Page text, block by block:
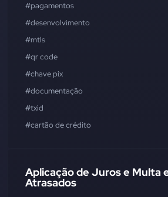
#pagamentos
#desenvolvimento
#mtls
#qr code
#chave pix
#documentação
#txid
#cartão de crédito
Aplicação de Juros e Multa
Atrasados